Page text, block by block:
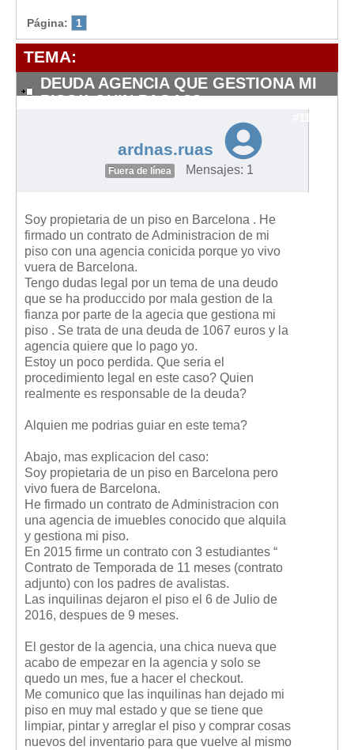
Requerimientos y comunicaciones
Formularios sobre Propiedad Horizontal
Modelos de Convocatoria de Junta de Propietarios
Modelos de Acta de Junta de Propietarios
Legislación sobre Arrendamientos Urbanos
Legislación sobre Adquisición de Vivienda en Propiedad
Legislación de interés práctico
Diccionario
Usuario
Entrar / Salir
Mis boletines
Página: 1
TEMA:
DEUDA AGENCIA QUE GESTIONA MI
PISO!! QUIN PAGA??
ardnas.ruas
Fuera de línea Mensajes: 1
Soy propietaria de un piso en Barcelona . He
firmado un contrato de Administracion de mi
piso con una agencia conicida porque yo vivo
vuera de Barcelona.
Tengo dudas legal por un tema de una deudo
que se ha produccido por mala gestion de la
fianza por parte de la agecia que gestiona mi
piso . Se trata de una deuda de 1067 euros y la
agencia quiere que lo pago yo.
Estoy un poco perdida. Que seria el
procedimiento legal en este caso? Quien
realmente es responsable de la deuda?
Alquien me podrias guiar en este tema?
Abajo, mas explicacion del caso:
Soy propietaria de un piso en Barcelona pero
vivo fuera de Barcelona.
He firmado un contrato de Administracion con
una agencia de imuebles conocido que alquila
y gestiona mi piso.
En 2015 firme un contrato con 3 estudiantes “
Contrato de Temporada de 11 meses (contrato
adjunto) con los padres de avalistas.
Las inquilinas dejaron el piso el 6 de Julio de
2016, despues de 9 meses.
El gestor de la agencia, una chica nueva que
acabo de empezar en la agencia y solo se
quedo un mes, fue a hacer el checkout.
Me comunico que las inquilinas han dejado mi
piso en muy mal estado y que se tiene que
limpiar, pintar y arreglar el piso y comprar cosas
nuevos del inventario para que vuelve al mismo